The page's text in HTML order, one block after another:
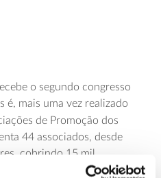
o segundo congresso
é, mais uma vez realizado
de Promoção dos
44 associados, desde
cobrindo 15 mil
visa aproximar todos